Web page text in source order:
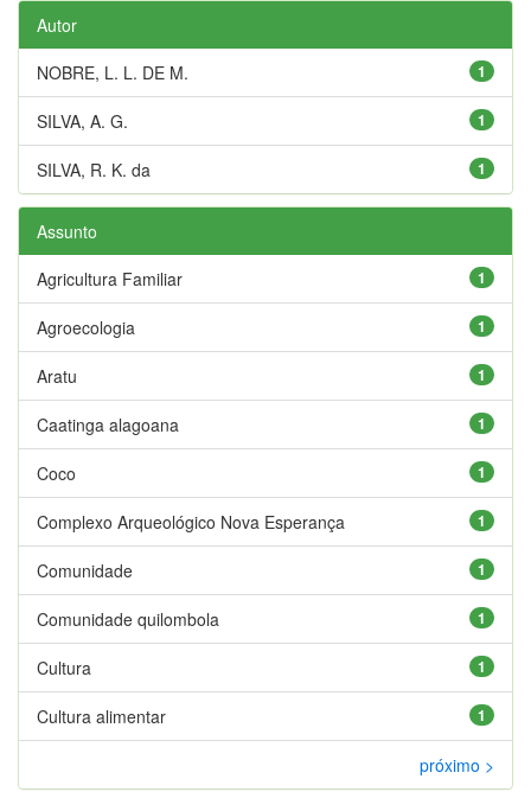
Autor
1
NOBRE, L. L. DE M.
1
SILVA, A. G.
1
SILVA, R. K. da
Assunto
1
Agricultura Familiar
1
Agroecologia
1
Aratu
1
Caatinga alagoana
1
Coco
1
Complexo Arqueológico Nova Esperança
1
Comunidade
1
Comunidade quilombola
1
Cultura
1
Cultura alimentar
próximo >